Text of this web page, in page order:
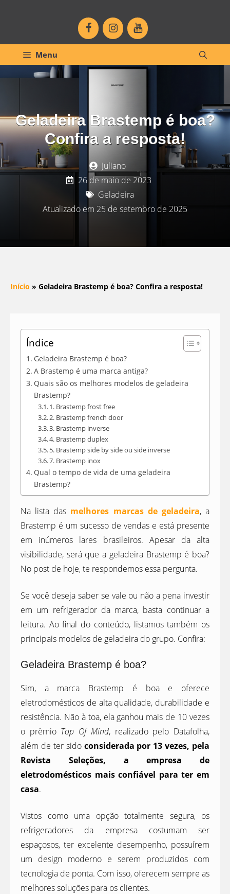
conteúdo Menu
Geladeira Brastemp é boa?
Confira a resposta!
Juliano
26 de maio de 2023
Geladeira
Atualizado em 25 de setembro de 2025
Início » Geladeira Brastemp é boa? Confira a resposta!
Índice
Geladeira Brastemp é boa?
A Brastemp é uma marca antiga?
Quais são os melhores modelos de geladeira
Brastemp?
1. Brastemp frost free
2. Brastemp french door
3. Brastemp inverse
4. Brastemp duplex
5. Brastemp side by side ou side inverse
7. Brastemp inox
Qual o tempo de vida de uma geladeira
Brastemp?
Na lista das melhores marcas de geladeira, a
Brastemp é um sucesso de vendas e está presente
em inúmeros lares brasileiros. Apesar da alta
visibilidade, será que a geladeira Brastemp é boa?
No post de hoje, te respondemos essa pergunta.
Se você deseja saber se vale ou não a pena investir
em um refrigerador da marca, basta continuar a
leitura. Ao final do conteúdo, listamos também os
principais modelos de geladeira do grupo. Confira:
Geladeira Brastemp é boa?
Sim, a marca Brastemp é boa e oferece
eletrodomésticos de alta qualidade, durabilidade e
resistência. Não à toa, ela ganhou mais de 10 vezes
o prêmio Top Of Mind, realizado pelo Datafolha,
além de ter sido considerada por 13 vezes, pela
Revista Seleções, a empresa de
eletrodomésticos mais confiável para ter em
casa.
Vistos como uma opção totalmente segura, os
refrigeradores da empresa costumam ser
espaçosos, ter excelente desempenho, possuírem
um design moderno e serem produzidos com
tecnologia de ponta. Com isso, oferecem sempre as
melhores soluções para os clientes.